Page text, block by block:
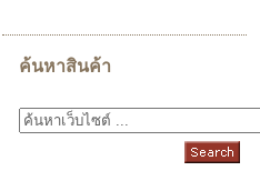
ค้นหาสินค้า